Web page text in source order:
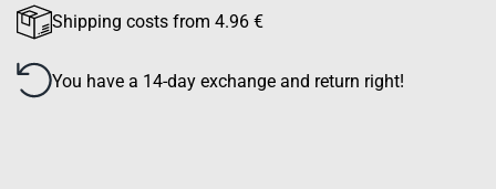
Shipping costs from 4.96 €
You have a 14-day exchange and return right!